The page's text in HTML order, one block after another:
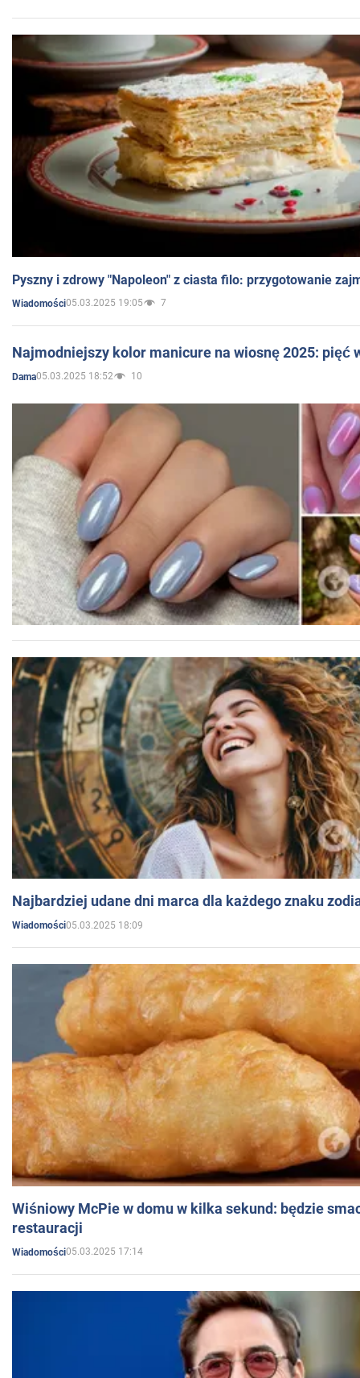
Pyszny i zdrowy "Napoleon" z ciasta filo: przygotowanie
Wiadomości05.03.2025 19:05 7
Najmodniejszy kolor manicure na wiosnę 2025: pięć
Dama05.03.2025 18:52 10
Najbardziej udane dni marca dla każdego znaku
Wiadomości05.03.2025 18:09
Wiśniowy McPie w domu w kilka sekund: będzie
restauracji
Wiadomości05.03.2025 17:14